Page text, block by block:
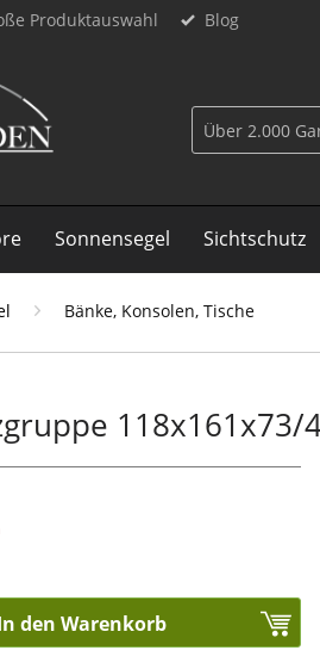
Produktauswahl Blog
Sonnensegel Sichtschutz
Bänke, Konsolen, Tische
den Warenkorb